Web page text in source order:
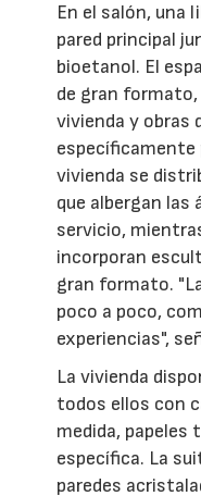
En el salón, una
pared principal
bioetanol. El
de gran formato,
vivienda y obras
específicamente
vivienda se
que albergan las
servicio,
incorporan
gran formato.
poco a poco,
experiencias",
La vivienda
todos ellos con
medida, papeles
específica. La
paredes